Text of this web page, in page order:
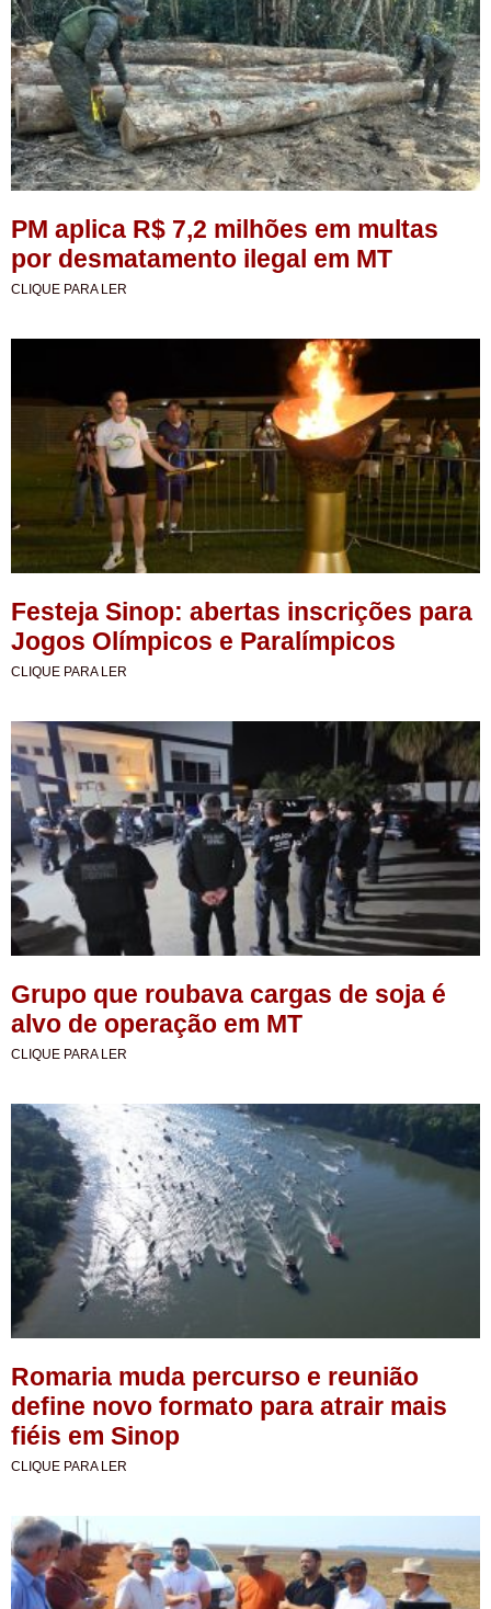
PM aplica R$ 7,2 milhões em multas
por desmatamento ilegal em MT
CLIQUE PARA LER
Festeja Sinop: abertas inscrições para
Jogos Olímpicos e Paralímpicos
CLIQUE PARA LER
Grupo que roubava cargas de soja é
alvo de operação em MT
CLIQUE PARA LER
Romaria muda percurso e reunião
define novo formato para atrair mais
fiéis em Sinop
CLIQUE PARA LER